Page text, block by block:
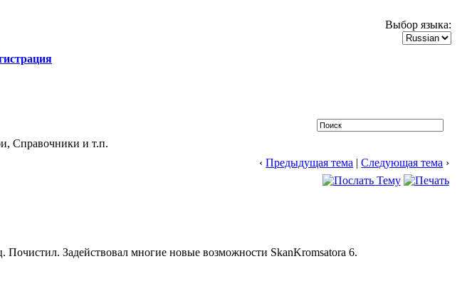
Выбор языка:
Справочники и т.п.
‹Предыдущая тема |Следующая тема ›
Почистил. Задействовал многие новые возможности SkanKromsatora 6.